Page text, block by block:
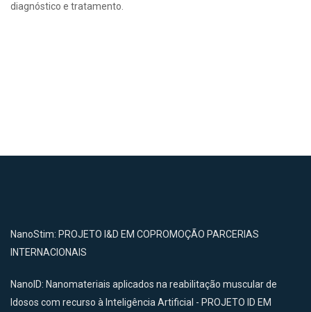
diagnóstico e tratamento.
NanoStim: PROJETO I&D EM COPROMOÇÃO PARCERIAS
INTERNACIONAIS
NanoID: Nanomateriais aplicados na reabilitação muscular de
Idosos com recurso à Inteligência Artificial - PROJETO ID EM